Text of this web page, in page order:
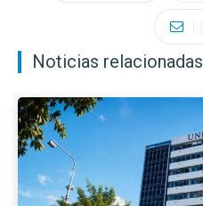
Noticias relacionadas